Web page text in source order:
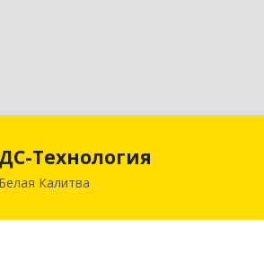
ДС-Технология
Белая Калитва